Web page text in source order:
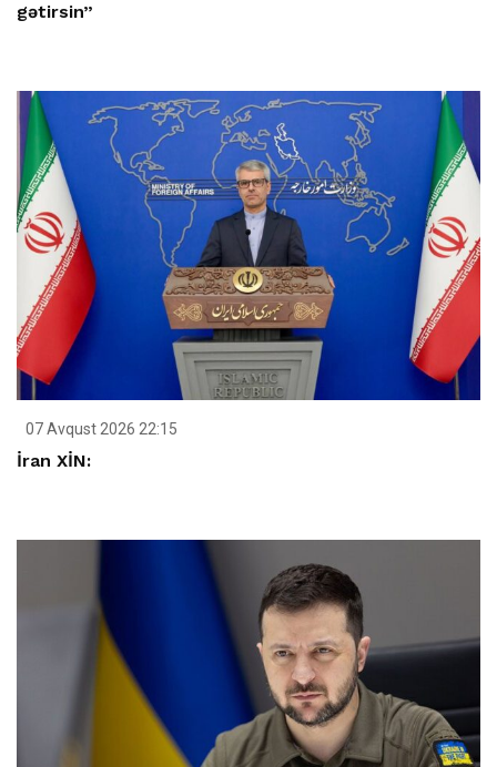
gətirsin”
07 Avqust 2026 22:15
İran XİN: